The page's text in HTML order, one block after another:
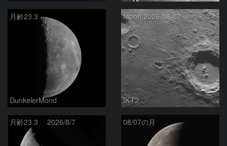
月齢23.3
DunkelerMond
Moon 2026-08-07
IKT2
月齢23.3 2026/8/7 08/07の月